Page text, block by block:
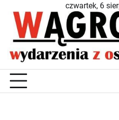
content
czwartek, 6